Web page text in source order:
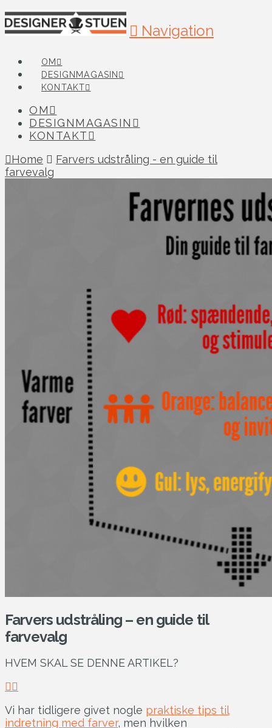
Navigation
OM
DESIGNMAGASIN
KONTAKT
OM
DESIGNMAGASIN
KONTAKT
Home
Farvers udstråling - en guide til
farvevalg
Farvers udstråling – en guide til
farvevalg
HVEM SKAL SE DENNE ARTIKEL?
Vi har tidligere givet nogle praktiske tips til
indretning med farver, men hvilken